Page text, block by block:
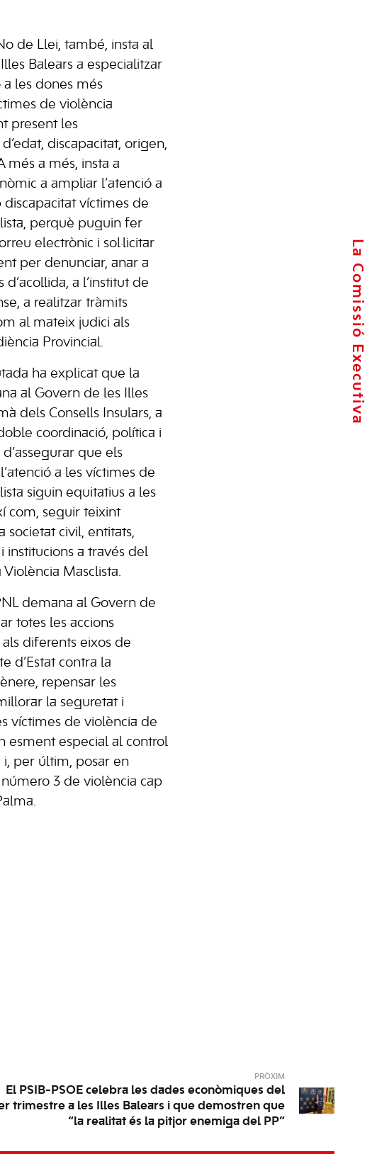
La Comissió Executiva
de Llei, també, insta al
Balears a especialitzar
a les dones més
de violència
present les
discapacitat, origen,
més a més, insta a
a ampliar l’atenció a
discapacitat víctimes de
perquè puguin fer
electrònic i sol·licitar
per denunciar, anar a
d’acollida, a l’institut de
a realitzar tràmits
al mateix judici als
Provincial.
ha explicat que la
al Govern de les Illes
dels Consells Insulars, a
coordinació, política i
que els
a les víctimes de
siguin equitatius a les
com, seguir teixint
societat civil, entitats,
institucions a través del
Violència Masclista.
demana al Govern de
totes les accions
diferents eixos de
d’Estat contra la
repensar les
la seguretat i
víctimes de violència de
esment especial al control
i, per últim, posar en
3 de violència cap
PRÒXIM
El PSIB-PSOE celebra les dades econòmiques del
trimestre a les Illes Balears i que demostren que
“la realitat és la pitjor enemiga del PP”